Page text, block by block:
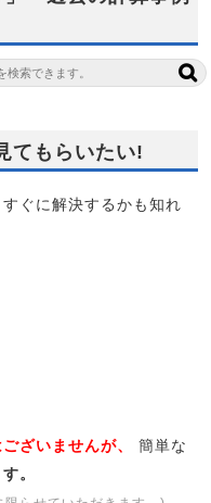
てもらいたい!
ぐに解決するかも知れ
ざいませんが、
簡単な
。